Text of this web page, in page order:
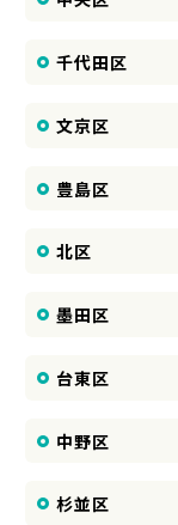
千代田区
文京区
豊島区
北区
墨田区
台東区
中野区
杉並区